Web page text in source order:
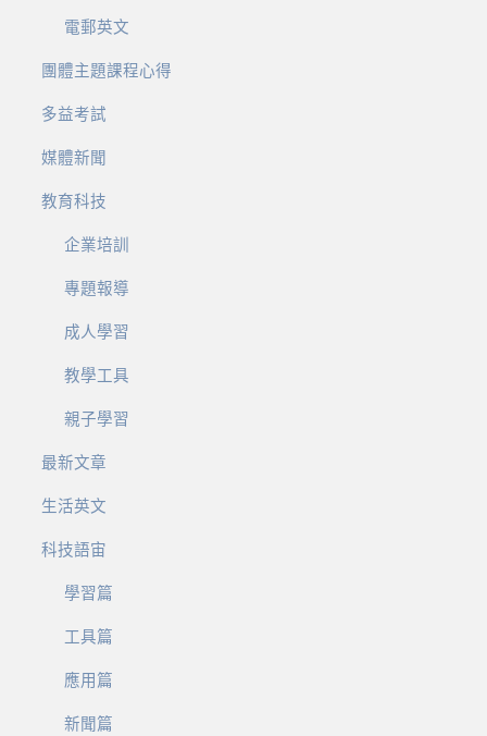
電郵英文
團體主題課程心得
多益考試
媒體新聞
教育科技
企業培訓
專題報導
成人學習
教學工具
親子學習
最新文章
生活英文
科技語宙
學習篇
工具篇
應用篇
新聞篇